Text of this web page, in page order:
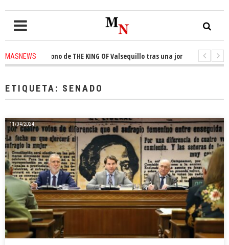
MASNEWS
el trono de THE KING OF Valsequillo tras una jornada de
ETIQUETA: SENADO
11/04/2024